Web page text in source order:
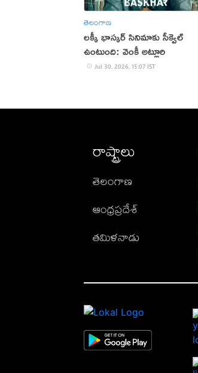
తెలంగాణ
లక్కీ భాస్కర్ సినిమాకు సీక్వెల్
ఉంటుంది: వెంకీ అట్లూరి
Jul 30, 2026, 15:07 IST
రాష్ట్రాలు
తెలంగాణ
ఆంధ్రప్రదేశ్
తమిళనాడు